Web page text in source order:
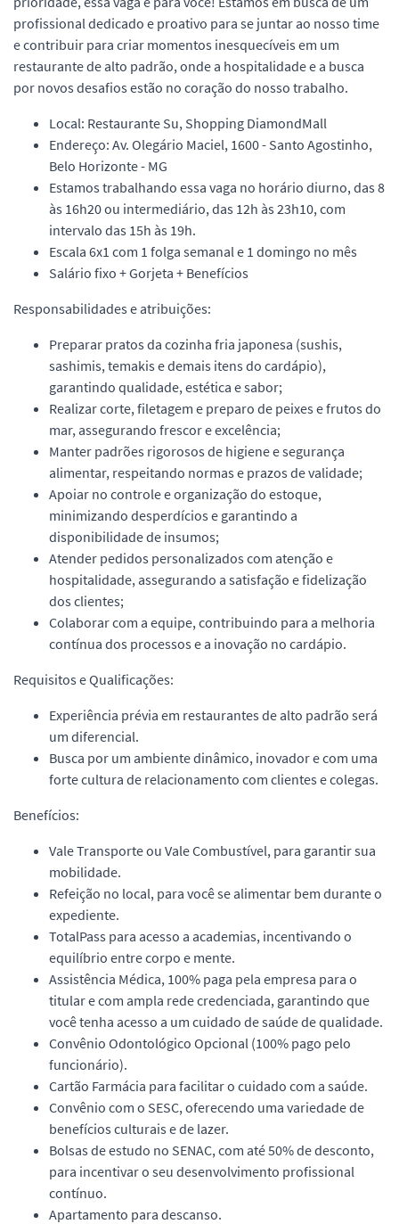
profissional dedicado e proativo para se juntar ao nosso time
e contribuir para criar momentos inesquecíveis em um
restaurante de alto padrão, onde a hospitalidade e a busca
por novos desafios estão no coração do nosso trabalho.
Local: Restaurante Su, Shopping DiamondMall
Endereço: Av. Olegário Maciel, 1600 - Santo Agostinho,
Belo Horizonte - MG
Estamos trabalhando essa vaga no horário diurno, das 8
às 16h20 ou intermediário, das 12h às 23h10, com
intervalo das 15h às 19h.
Escala 6x1 com 1 folga semanal e 1 domingo no mês
Salário fixo + Gorjeta + Benefícios
Responsabilidades e atribuições:
Preparar pratos da cozinha fria japonesa (sushis,
sashimis, temakis e demais itens do cardápio),
garantindo qualidade, estética e sabor;
Realizar corte, filetagem e preparo de peixes e frutos do
mar, assegurando frescor e excelência;
Manter padrões rigorosos de higiene e segurança
alimentar, respeitando normas e prazos de validade;
Apoiar no controle e organização do estoque,
minimizando desperdícios e garantindo a
disponibilidade de insumos;
Atender pedidos personalizados com atenção e
hospitalidade, assegurando a satisfação e fidelização
dos clientes;
Colaborar com a equipe, contribuindo para a melhoria
contínua dos processos e a inovação no cardápio.
Requisitos e Qualificações:
Experiência prévia em restaurantes de alto padrão será
um diferencial.
Busca por um ambiente dinâmico, inovador e com uma
forte cultura de relacionamento com clientes e colegas.
Benefícios:
Vale Transporte ou Vale Combustível, para garantir sua
mobilidade.
Refeição no local, para você se alimentar bem durante o
expediente.
TotalPass para acesso a academias, incentivando o
equilíbrio entre corpo e mente.
Assistência Médica, 100% paga pela empresa para o
titular e com ampla rede credenciada, garantindo que
você tenha acesso a um cuidado de saúde de qualidade.
Convênio Odontológico Opcional (100% pago pelo
funcionário).
Cartão Farmácia para facilitar o cuidado com a saúde.
Convênio com o SESC, oferecendo uma variedade de
benefícios culturais e de lazer.
Bolsas de estudo no SENAC, com até 50% de desconto,
para incentivar o seu desenvolvimento profissional
contínuo.
Apartamento para descanso.